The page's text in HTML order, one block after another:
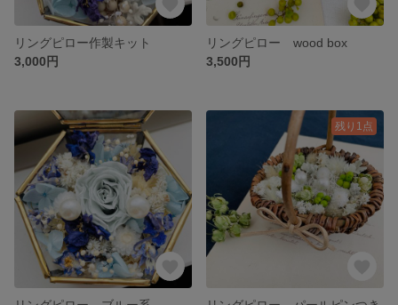
リングピロー作製キット
3,000円
リングピロー wood box
3,500円
残り1点